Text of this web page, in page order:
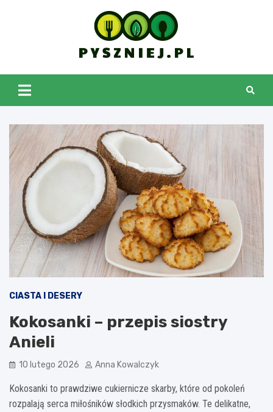
pyszniej.pl
CIASTA I DESERY
Kokosanki – przepis siostry
Anieli
10 lutego 2026 Anna Kowalczyk
Kokosanki to prawdziwe cukiernicze skarby, które od pokoleń
rozpalają serca miłośników słodkich przysmaków. Te delikatne,